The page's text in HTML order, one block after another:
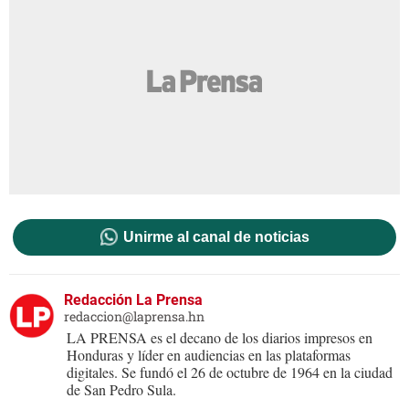
Unirme al canal de noticias
Redacción La Prensa
redaccion@laprensa.hn
LA PRENSA es el decano de los diarios impresos en
Honduras y líder en audiencias en las plataformas
digitales. Se fundó el 26 de octubre de 1964 en la ciudad
de San Pedro Sula.